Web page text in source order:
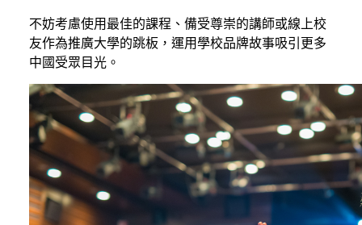
不妨考慮使用最佳的課程、備受尊崇的講師或線上校
友作為推廣大學的跳板，運用學校品牌故事吸引更多
中國受眾目光。